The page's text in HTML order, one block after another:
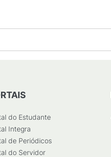
do Estudante
Integra
de Periódicos
do Servidor